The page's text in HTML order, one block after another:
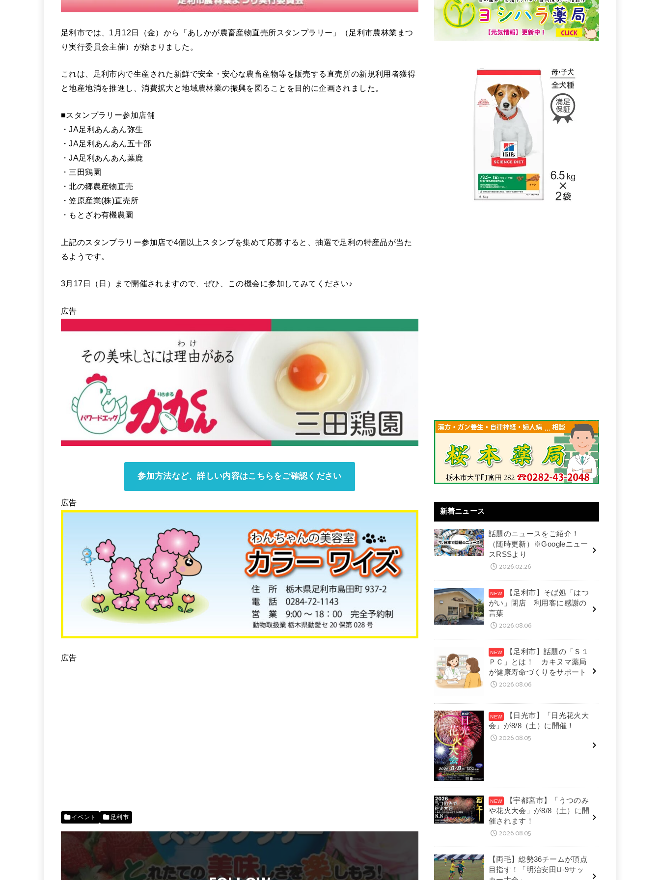
足利市では、1月12日（金）から「あしかが農畜産物直売所スタンプラリー」（足利市農林業まつ
り実行委員会主催）が始まりました。
これは、足利市内で生産された新鮮で安全・安心な農畜産物等を販売する直売所の新規利用者獲得
と地産地消を推進し、消費拡大と地域農林業の振興を図ることを目的に企画されました。
■スタンプラリー参加店舗
・JA足利あんあん弥生
・JA足利あんあん五十部
・JA足利あんあん葉鹿
・三田鶏園
・北の郷農産物直売
・笠原産業(株)直売所
・もとざわ有機農園
上記のスタンプラリー参加店で4個以上スタンプを集めて応募すると、抽選で足利の特産品が当た
るようです。
3月17日（日）まで開催されますので、ぜひ、この機会に参加してみてください♪
広告
参加方法など、詳しい内容はこちらをご確認ください
広告
広告
イベント 足利市
新着ニュース
話題のニュースをご紹介！
（随時更新）※Googleニュー
スRSSより
2026.02.26
【足利市】そば処「はつ
がい」閉店 利用客に感謝の
言葉
2026.08.06
【足利市】話題の「Ｓ１
ＰＣ」とは！ カキヌマ薬局
が健康寿命づくりをサポート
2026.08.06
【日光市】「日光花火大
会」が8/8（土）に開催！
2026.08.05
【宇都宮市】「うつのみ
や花火大会」が8/8（土）に開
催されます！
2026.08.05
【両毛】総勢36チームが頂点
目指す！「明治安田U-9サッ